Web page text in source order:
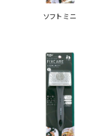
ソフト ミニ